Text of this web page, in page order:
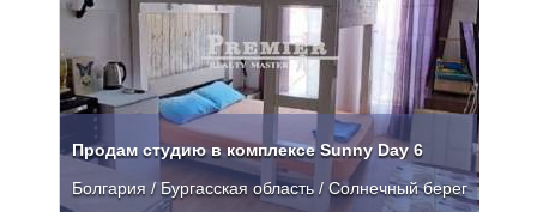
Продам студию в комплексе Sunny Day 6
Болгария / Бургасская область / Солнечный берег